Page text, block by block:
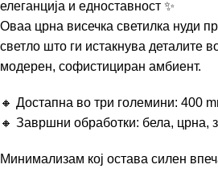
елеганција и едноставност ✨
Оваа црна висечка светилка нуди
светло што ги истакнува деталите
модерен, софистициран амбиент.
🔸 Достапна во три големини: 400
🔸 Завршни обработки: бела, црна,
Минимализам кој остава силен